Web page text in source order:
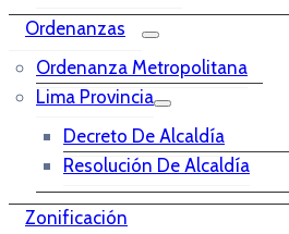
Ordenanzas
Ordenanza Metropolitana
Lima Provincia
Decreto De Alcaldía
Resolución De Alcaldía
Zonificación